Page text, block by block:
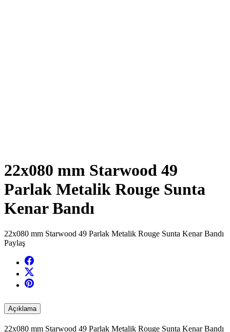
22x080 mm Starwood 49
Parlak Metalik Rouge Sunta
Kenar Bandı
22x080 mm Starwood 49 Parlak Metalik Rouge Sunta Kenar Bandı
Paylaş
Açıklama
22x080 mm Starwood 49 Parlak Metalik Rouge Sunta Kenar Bandı